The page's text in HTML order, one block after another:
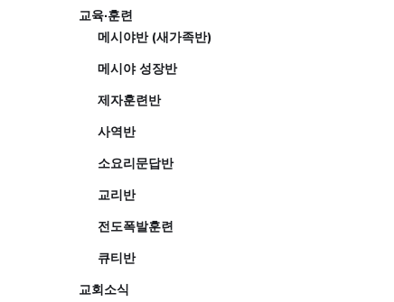
교육·훈련
메시야반 (새가족반)
메시야 성장반
제자훈련반
사역반
소요리문답반
교리반
전도폭발훈련
큐티반
교회소식